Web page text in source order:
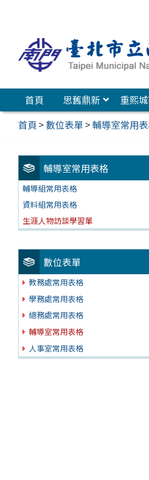
容
區
首頁 思舊鼎新 重熙
首頁 >數位表單>輔導室常用
輔導室常用表格
輔導組常用表格
資料組常用表格
生涯人物訪談學習單
數位表單
教務處常用表格
學務處常用表格
總務處常用表格
輔導室常用表格
人事室常用表格